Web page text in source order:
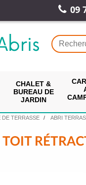
09
CHALET &
BUREAU DE
JARDIN
DE TERRASSE ABRI